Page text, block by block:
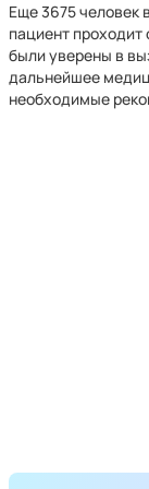
Еще 3675 человек
пациент
были уверены в
дальнейшее
необходимые